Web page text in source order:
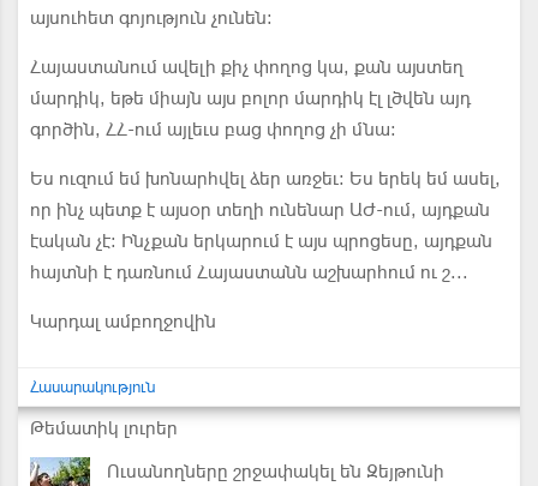
այսուհետ գոյություն չունեն:
Հայաստանում ավելի քիչ փողոց կա, քան այստեղ
մարդիկ, եթե միայն այս բոլոր մարդիկ էլ լծվեն այդ
գործին, ՀՀ-ում այլեւս բաց փողոց չի մնա:
Ես ուզում եմ խոնարհվել ձեր առջեւ: Ես երեկ եմ ասել,
որ ինչ պետք է այսօր տեղի ունենար ԱԺ-ում, այդքան
էական չէ: Ինչքան երկարում է այս պրոցեսը, այդքան
հայտնի է դառնում Հայաստանն աշխարհում ու շ...
Կարդալ ամբողջովին
Հասարակություն
Թեմատիկ լուրեր
Ուսանողները շրջափակել են Զեյթունի